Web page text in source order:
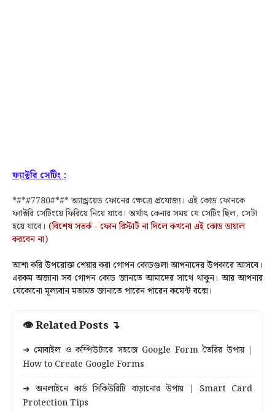
ফ্যাক্টরি সেটিং :
*#*#7780#*#* অ্যান্ড্রয়েড ফোনের ক্ষেত্রে প্রযোজ্য। এই কোড ফোনকে
ফ্যাক্টরি সেটিংয়ে ফিরিয়ে নিয়ে যাবে। অর্থাৎ কেনার সময় যে সেটিং ছিল, সেটা
হয়ে যাবে। (বিশেষ সতর্ক - ফোন রিস্টার্ট না দিলে কখনো এই কোড ডায়াল
করবেন না)
আশা করি উপরোক্ত শেয়ার করা গোপন কোডগুলা আপনাদের উপকারে আসবে।
এরকম অজানা সব গোপন কোড জানতে আমাদের সাথে থাকুন। আর আপনার
যেকোনো মূল্যবান মতামত জানাতে পারেন পারেন কমেন্ট বক্সে।
👁 Related Posts ↴
➜ মোবাইল ও কম্পিউটারে সহজে Google Form তৈরির উপায় |
How to Create Google Forms
➜ অনলাইনে কার্ড সিকিউরিটি বাড়ানোর উপায় | Smart Card
Protection Tips